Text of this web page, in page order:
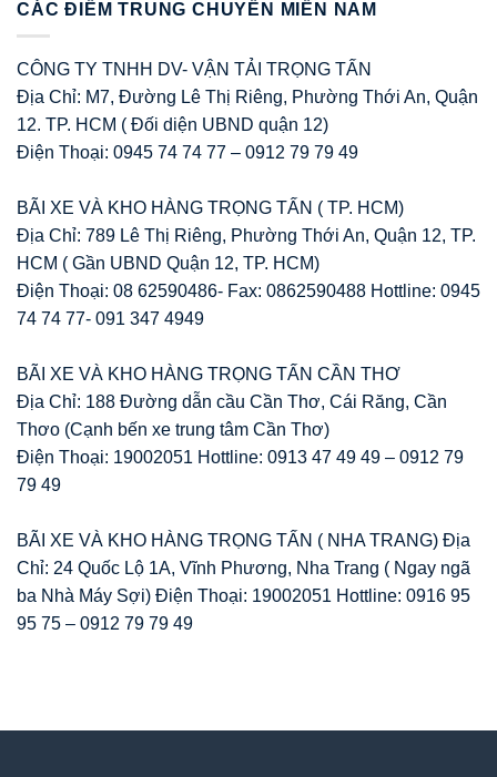
CÁC ĐIỂM TRUNG CHUYỂN MIỀN NAM
CÔNG TY TNHH DV- VẬN TẢI TRỌNG TẤN
Địa Chỉ: M7, Đường Lê Thị Riêng, Phường Thới An, Quận
12. TP. HCM ( Đối diện UBND quận 12)
Điện Thoại: 0945 74 74 77 – 0912 79 79 49
BÃI XE VÀ KHO HÀNG TRỌNG TẤN ( TP. HCM)
Địa Chỉ: 789 Lê Thị Riêng, Phường Thới An, Quận 12, TP.
HCM ( Gần UBND Quận 12, TP. HCM)
Điện Thoại: 08 62590486- Fax: 0862590488 Hottline: 0945
74 74 77- 091 347 4949
BÃI XE VÀ KHO HÀNG TRỌNG TẤN CẦN THƠ
Địa Chỉ: 188 Đường dẫn cầu Cần Thơ, Cái Răng, Cần
Thơo (Cạnh bến xe trung tâm Cần Thơ)
Điện Thoại: 19002051 Hottline: 0913 47 49 49 – 0912 79
79 49
BÃI XE VÀ KHO HÀNG TRỌNG TẤN ( NHA TRANG) Địa
Chỉ: 24 Quốc Lộ 1A, Vĩnh Phương, Nha Trang ( Ngay ngã
ba Nhà Máy Sợi) Điện Thoại: 19002051 Hottline: 0916 95
95 75 – 0912 79 79 49